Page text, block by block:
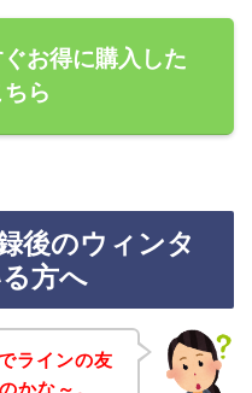
お得に購入した
ら
後のウィンタ
方へ
ラインの友
かな～。